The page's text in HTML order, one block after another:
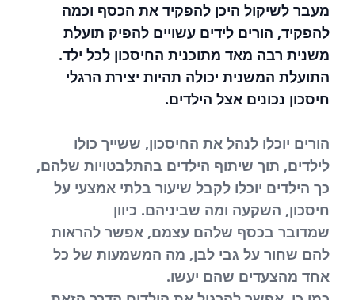
מעבר לשיקול היכן להפקיד את הכסף וכמה
להפקיד, הורים לידים עשויים להפיק תועלת
משנית רבה מאד מתוכנית החיסכון לכל ילד.
התועלת המשנית יכולה תהיות יצירת הרגלי
חיסכון נכונים אצל הילדים.
הורים יוכלו לנהל את החיסכון, ששייך כולו
לילדים, תוך שיתוף הילדים בהתלבטויות שלהם,
כך הילדים יוכלו לקבל שיעור בלתי אמצעי על
חיסכון, השקעה ומה שביניהם. כיוון
שמדובר בכסף שלהם עצמם, אפשר להראות
להם שחור על גבי לבן, מה המשמעות של כל
אחד מהצעדים שהם יעשו.